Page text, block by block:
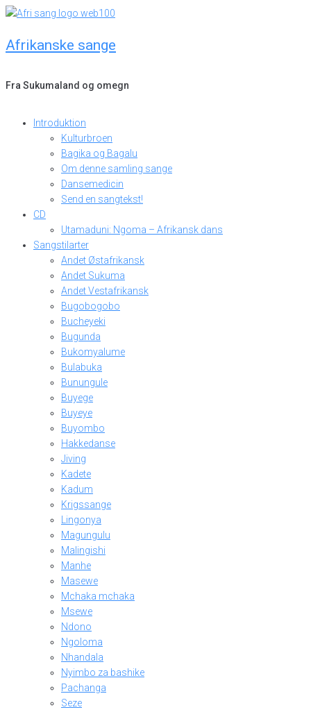
Skip
content
Afrikanske sange
Fra Sukumaland og omegn
Introduktion
Kulturbroen
Bagika og Bagalu
Om denne samling sange
Dansemedicin
Send en sangtekst!
CD
Utamaduni: Ngoma – Afrikansk dans
Sangstilarter
Andet Østafrikansk
Andet Sukuma
Andet Vestafrikansk
Bugobogobo
Bucheyeki
Bugunda
Bukomyalume
Bulabuka
Bunungule
Buyege
Buyeye
Buyombo
Hakkedanse
Jiving
Kadete
Kadum
Krigssange
Lingonya
Magungulu
Malingishi
Manhe
Masewe
Mchaka mchaka
Msewe
Ndono
Ngoloma
Nhandala
Nyimbo za bashike
Pachanga
Seze